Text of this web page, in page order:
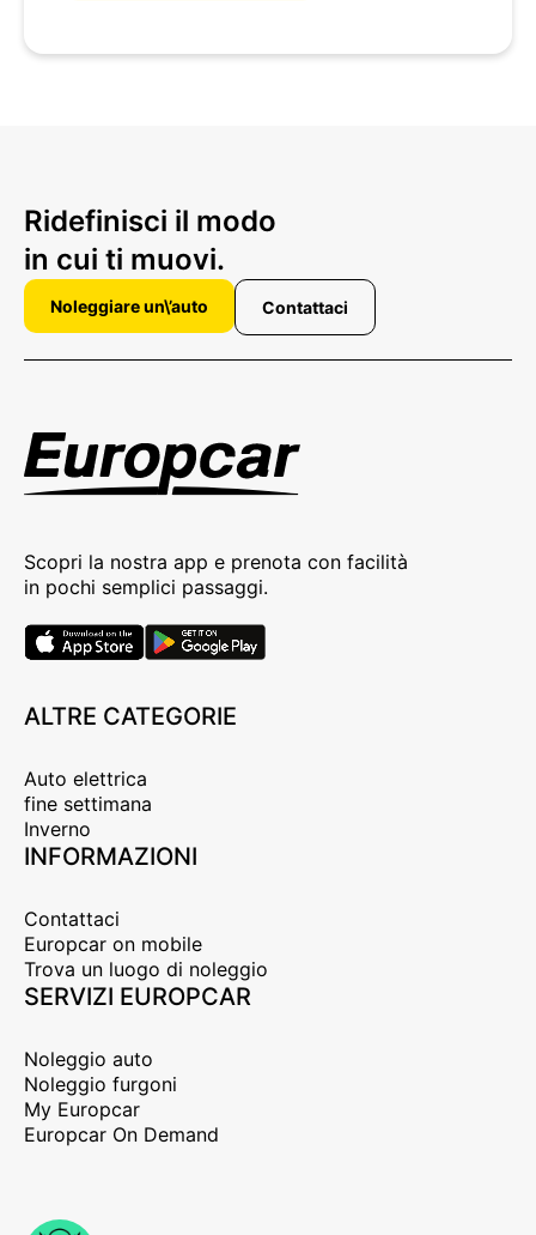
Ridefinisci il modo
in cui ti muovi.
Noleggiare un\’auto Contattaci
Scopri la nostra app e prenota con facilità
in pochi semplici passaggi.
ALTRE CATEGORIE
Auto elettrica
fine settimana
Inverno
INFORMAZIONI
Contattaci
Europcar on mobile
Trova un luogo di noleggio
SERVIZI EUROPCAR
Noleggio auto
Noleggio furgoni
My Europcar
Europcar On Demand